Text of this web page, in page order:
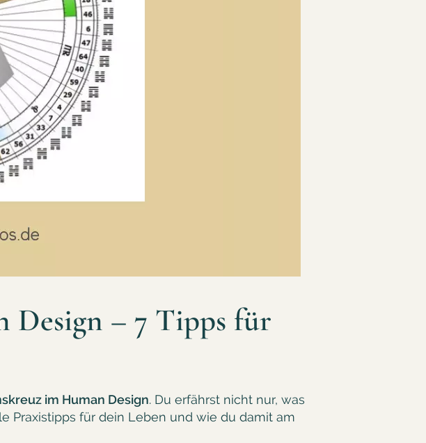
Design – 7 Tipps für
im Human Design. Du erfährst nicht nur, was
Praxistipps für dein Leben und wie du damit am